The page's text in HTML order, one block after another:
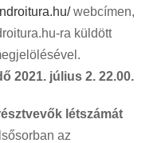
webcímen,
ra küldött
2021. július 2. 22.00.
létszámát
az